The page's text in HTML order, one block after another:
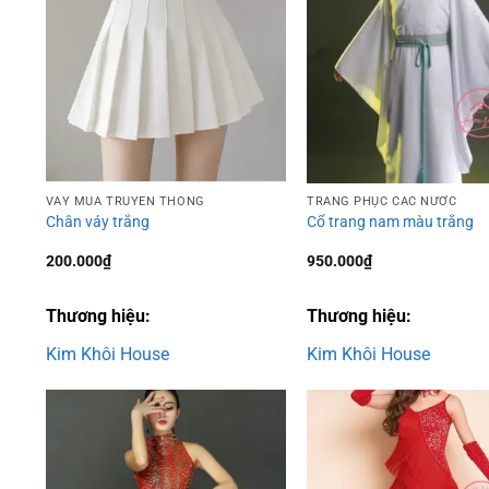
VÁY MÚA TRUYỀN THỐNG
Chân váy trắng
200.000₫
Thương hiệu:
Kim Khôi House
TRANG PHỤC CÁC NƯỚC
Cổ trang nam màu trắng
950.000₫
Thương hiệu:
Kim Khôi House
wishlist